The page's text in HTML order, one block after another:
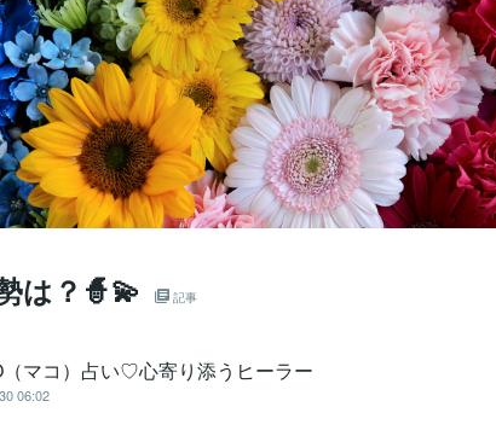
は？🧙💫 記事
（マコ）占い♡心寄り添うヒーラー
06:02